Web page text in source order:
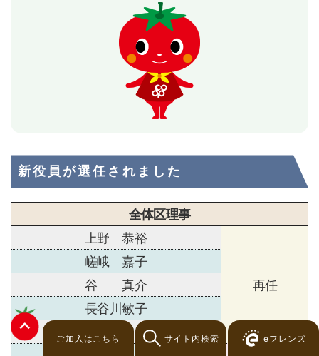
ご加入はこちら サイト内検索 eフレンズ
新役員が選任されました
全体区理事
上野 恭裕
再任
嵯峨 嘉子
谷 真介
長谷川敏子
平川 秀幸